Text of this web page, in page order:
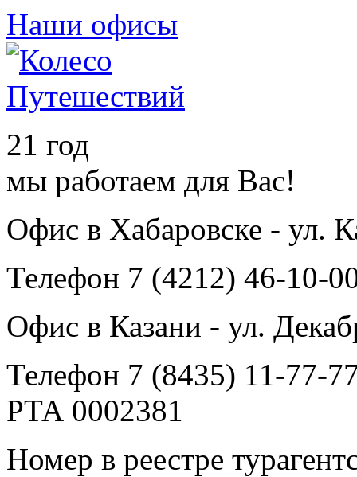
Наши офисы
21 год
мы работаем для Вас!
Офис в Хабаровске - ул.
Телефон 7 (4212) 46-10-
Офис в Казани - ул.
Телефон 7 (8435) 11-77-
РТА 0002381
Номер в реестре